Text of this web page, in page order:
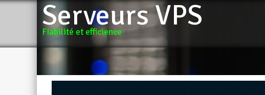
Serveurs VPS
FIabilité et efficience